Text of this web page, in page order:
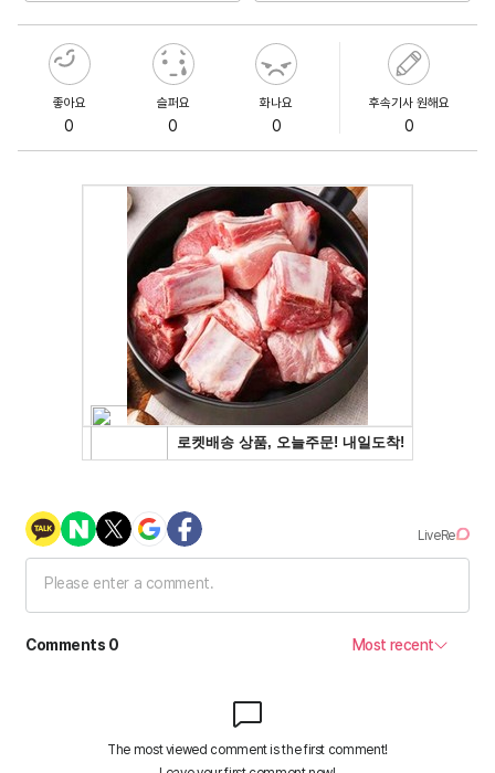
좋아요
0
슬퍼요
0
화나요
0
후속기사 원해요
0